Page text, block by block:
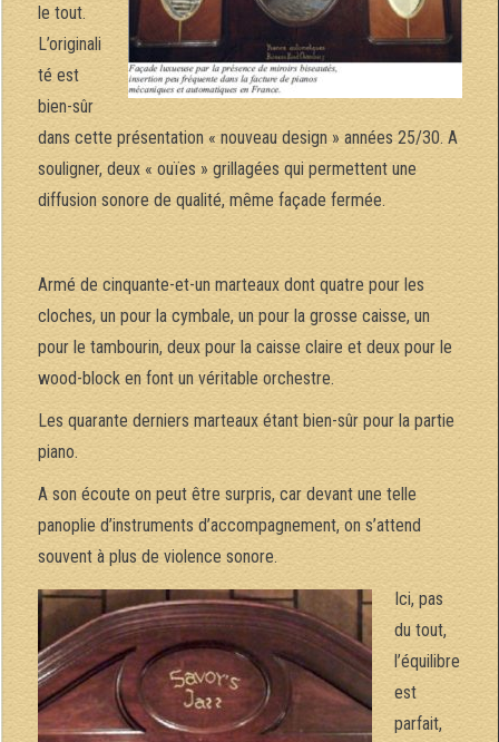
le tout.
L’originali
té est
bien-sûr
dans cette présentation « nouveau design » années 25/30. A
souligner, deux « ouïes » grillagées qui permettent une
diffusion sonore de qualité, même façade fermée.
Armé de cinquante-et-un marteaux dont quatre pour les
cloches, un pour la cymbale, un pour la grosse caisse, un
pour le tambourin, deux pour la caisse claire et deux pour le
wood-block en font un véritable orchestre.
Les quarante derniers marteaux étant bien-sûr pour la partie
piano.
A son écoute on peut être surpris, car devant une telle
panoplie d’instruments d’accompagnement, on s’attend
souvent à plus de violence sonore.
Ici, pas
du tout,
l’équilibre
est
parfait,